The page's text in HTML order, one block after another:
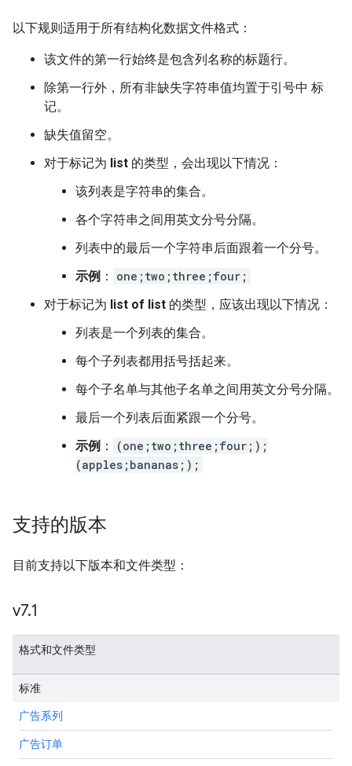
以下规则适用于所有结构化数据文件格式：
该文件的第一行始终是包含列名称的标题行。
除第一行外，所有非缺失字符串值均置于引号中 标
记。
缺失值留空。
对于标记为 list 的类型，会出现以下情况：
该列表是字符串的集合。
各个字符串之间用英文分号分隔。
列表中的最后一个字符串后面跟着一个分号。
示例 ：
one;two;three;four;
对于标记为 list of list 的类型，应该出现以下情况：
列表是一个列表的集合。
每个子列表都用括号括起来。
每个子名单与其他子名单之间用英文分号分隔。
最后一个列表后面紧跟一个分号。
示例 ：
(one;two;three;four;);
(apples;bananas;);
支持的版本
目前支持以下版本和文件类型：
v7.1
格式和文件类型
标准
广告系列
广告订单